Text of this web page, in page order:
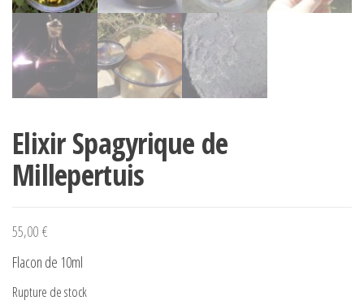
Elixir Spagyrique de
Millepertuis
55,00 €
Flacon de 10ml
Rupture de stock